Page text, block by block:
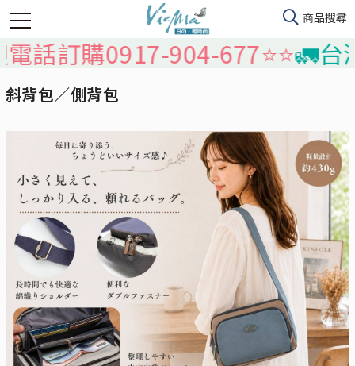
904-677⭐️⭐️🚛台灣本島免
斜背包／側背包